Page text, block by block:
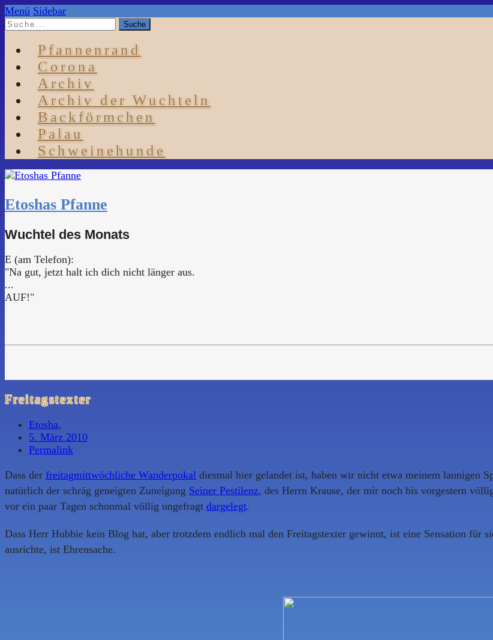
Menü Sidebar
Pfannenrand
Corona
Archiv
Archiv der Wuchteln
Backförmchen
Palau
Schweinehunde
Etoshas Pfanne
Wuchtel des Monats
E (am Telefon):
"Na gut, jetzt halt ich dich nicht länger aus.
...
AUF!"
Freitagstexter
Etosha,
5. März 2010
Permalink
Dass der freitagmittwöchliche Wanderpokal diesmal hier gelandet ist, haben wir nicht etwa meinem launigen
natürlich der schräg geneigten Zuneigung Seiner Pestilenz, des Herrn Krause, der mir noch bis vorgestern
vor ein paar Tagen schonmal völlig ungefragt dargelegt.
Dass Herr Hubbie kein Blog hat, aber trotzdem endlich mal den Freitagstexter gewinnt, ist eine Sensation für
ausrichte, ist Ehrensache.